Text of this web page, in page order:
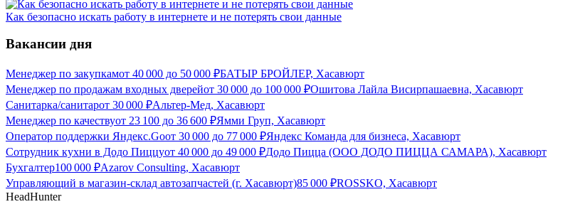
Как безопасно искать работу в интернете и не потерять свои данные
Вакансии дня
Менеджер по закупкамот 40 000 до 50 000 ₽БАТЫР БРОЙЛЕР, Хасавюрт
Менеджер по продажам входных дверейот 30 000 до 100 000 ₽Ошитова Лайла Висирпашаевна, Хасавюрт
Санитарка/санитарот 30 000 ₽Альтер-Мед, Хасавюрт
Менеджер по качествуот 23 100 до 36 600 ₽Ямми Груп, Хасавюрт
Оператор поддержки Яндекс.Goот 30 000 до 77 000 ₽Яндекс Команда для бизнеса, Хасавюрт
Сотрудник кухни в Додо Пиццуот 40 000 до 49 000 ₽Додо Пицца (ООО ДОДО ПИЦЦА САМАРА), Хасавюрт
Бухгалтер100 000 ₽Azarov Consulting, Хасавюрт
Управляющий в магазин-склад автозапчастей (г. Хасавюрт)85 000 ₽ROSSKO, Хасавюрт
HeadHunter